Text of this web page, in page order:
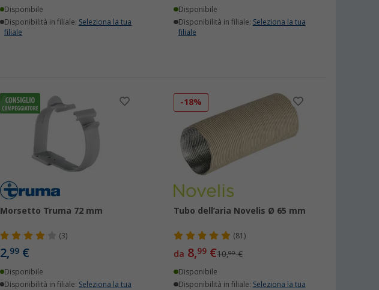
Disponibile
Disponibilità in filiale: Seleziona la tua
filiale
Disponibile
Disponibilità in filiale: Seleziona la tua
filiale
Morsetto Truma 72 mm
(3)
2,99€
Disponibile
Disponibilità in filiale: Seleziona la tua
-18%
Tubo dell’aria Novelis Ø 65 mm
(81)
da 8,99 €10,99€
Disponibile
Disponibilità in filiale: Seleziona la tua